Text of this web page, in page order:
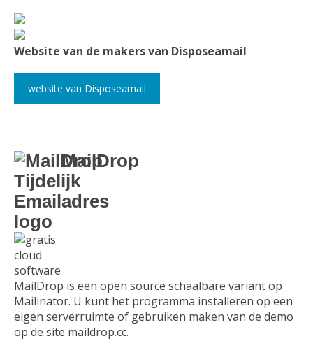
Website van de makers van Disposeamail
website van Disposeamail
MailDrop
MailDrop is een open source schaalbare variant op
Mailinator. U kunt het programma installeren op een
eigen serverruimte of gebruiken maken van de demo
op de site maildrop.cc.